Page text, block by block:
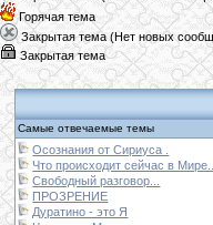
Горячая тема
Закрытая тема (Нет новых
Закрытая тема
Самые отвечаемые темы
Осознания от Сириуса .
Что происходит сейчас в Мире...
Свободный разговор...
ПРОЗРЕНИЕ
Дуратино - это Я